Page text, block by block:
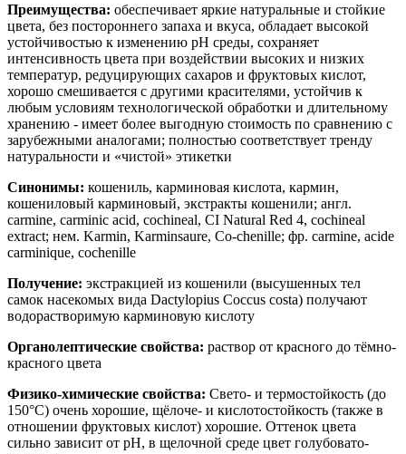
Преимущества: обеспечивает яркие натуральные и стойкие
цвета, без постороннего запаха и вкуса, обладает высокой
устойчивостью к изменению pH среды, сохраняет
интенсивность цвета при воздействии высоких и низких
температур, редуцирующих сахаров и фруктовых кислот,
хорошо смешивается с другими красителями, устойчив к
любым условиям технологической обработки и длительному
хранению - имеет более выгодную стоимость по сравнению с
зарубежными аналогами; полностью соответствует тренду
натуральности и «чистой» этикетки
Синонимы: кошениль, карминовая кислота, кармин,
кошениловый карминовый, экстракты кошенили; англ.
carmine, carminic acid, cochineal, CI Natural Red 4, cochineal
extract; нем. Karmin, Karminsaure, Co-chenille; фр. carmine, acide
carminique, cochenille
Получение: экстракцией из кошенили (высушенных тел
самок насекомых вида Dactylopius Coccus costa) получают
водорастворимую карминовую кислоту
Органолептические свойства: раствор от красного до тёмно-
красного цвета
Физико-химические свойства: Свето- и термостойкость (до
150°С) очень хорошие, щёлоче- и кислотостойкость (также в
отношении фруктовых кислот) хорошие. Оттенок цвета
сильно зависит от рН, в щелочной среде цвет голубовато-